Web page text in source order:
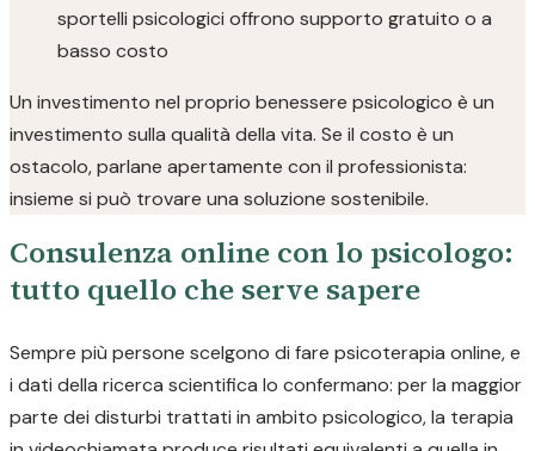
sportelli psicologici offrono supporto gratuito o a
basso costo
Un investimento nel proprio benessere psicologico è un
investimento sulla qualità della vita. Se il costo è un
ostacolo, parlane apertamente con il professionista:
insieme si può trovare una soluzione sostenibile.
Consulenza online con lo psicologo:
tutto quello che serve sapere
Sempre più persone scelgono di fare psicoterapia online, e
i dati della ricerca scientifica lo confermano: per la maggior
parte dei disturbi trattati in ambito psicologico, la terapia